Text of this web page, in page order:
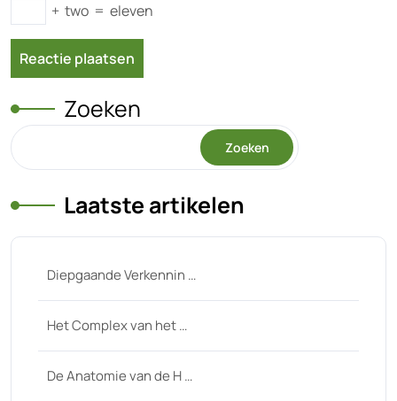
+ two = eleven
Zoeken
Zoeken
Laatste artikelen
Diepgaande Verkennin …
Het Complex van het …
De Anatomie van de H …